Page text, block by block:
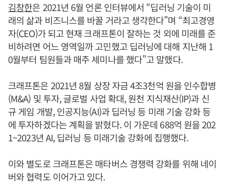
김창한은 2021년 6월 언론 인터뷰에서 “딥러닝 기술이 미
래의 삶과 비즈니스를 바꿀 거라고 생각한다”며 “최고경영
자(CEO)가 되고 현재 크래프톤이 잘하는 것 외에 미래를 준
비하려면 어느 영역일까 고민했고 딥러닝에 대해 지난해 1
0월부터 팀원들과 매주 세미나를 했다”고 말했다.
크래프톤은 2021년 8월 상장 자금 4조3천억 원을 인수합병
(M&A) 및 투자, 글로벌 사업 확대, 원천 지식재산(IP)과 신
규 게임 개발, 인공지능(AI)과 딥러닝 등 미래 기술 강화 등
에 투자하겠다는 계획을 밝혔다. 이 가운데 688억 원을 202
1~2023년 AI, 딥러닝 등 미래기술 강화에 집행했다.
이와 별도로 크래프톤은 매타버스 경쟁력 강화를 위해 네이
버와 협력도 이어가고 있다.